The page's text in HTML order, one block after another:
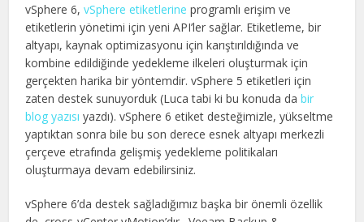
vSphere 6,vSphere etiketlerine programlı erişim ve
etiketlerin yönetimi için yeni API’ler sağlar. Etiketleme, bir
altyapı, kaynak optimizasyonu için karıştırıldığında ve
kombine edildiğinde yedekleme ilkeleri oluşturmak için
gerçekten harika bir yöntemdir. vSphere 5 etiketleri için
zaten destek sunuyorduk (Luca tabi ki bu konuda dabir
blog yazısı yazdı). vSphere 6 etiket desteğimizle, yükseltme
yaptıktan sonra bile bu son derece esnek altyapı merkezli
çerçeve etrafında gelişmiş yedekleme politikaları
oluşturmaya devam edebilirsiniz.
vSphere 6’da destek sağladığımız başka bir önemli özellik